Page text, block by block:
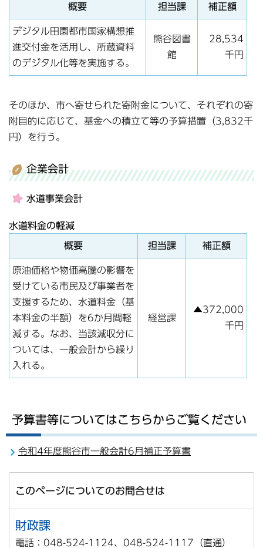
概要 担当課 補正額
デジタル田園都市国家構想推
進交付金を活用し、所蔵資料
のデジタル化等を実施する。
熊谷図書
館
28,534
千円
そのほか、市へ寄せられた寄附金について、それぞれの寄
附目的に応じて、基金への積立て等の予算措置（3,832千
円）を行う。
企業会計
水道事業会計
水道料金の軽減
概要 担当課 補正額
原油価格や物価高騰の影響を
受けている市民及び事業者を
支援するため、水道料金（基
本料金の半額）を6か月間軽
減する。なお、当該減収分に
ついては、一般会計から繰り
入れる。
経営課
▲372,000
千円
予算書等についてはこちらからご覧ください
令和4年度熊谷市一般会計6月補正予算書
このページについてのお問合せは
財政課
電話：048-524-1124、048-524-1117（直通）